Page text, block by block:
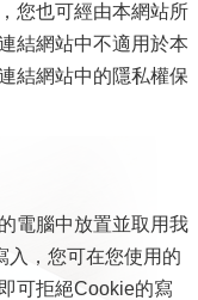
您也可經由本網站所
結網站中不適用於本
結網站中的隱私權保
電腦中放置並取用我
入，您可在您使用的
可拒絕Cookie的寫